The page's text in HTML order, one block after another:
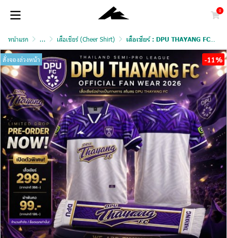
0
หน้าแรก ... เสื้อเชียร์ (Cheer Shirt) เสื้อเชียร์ : DPU THAYANG FC และผ้าพันคอ
สั่งจองล่วงหน้า -11%